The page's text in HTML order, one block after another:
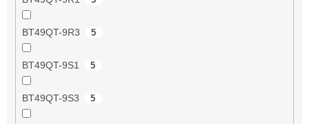
BT49QT-9R3 5
BT49QT-9S1 5
BT49QT-9S3 5